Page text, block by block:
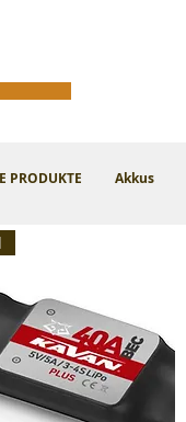
PRODUKTE Akkus